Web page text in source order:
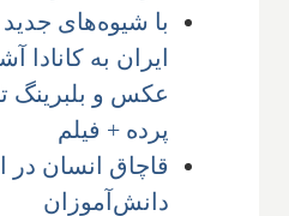
با شیوه‌های جدید
ایران به کانادا
عکس و بلبرینگ
پرده + فیلم
قاچاق انسان در
دانش‌آموزان